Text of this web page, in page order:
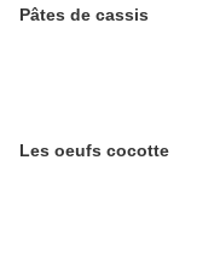
Pâtes de cassis
Les oeufs cocotte